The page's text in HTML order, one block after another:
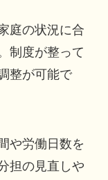
庭の状況に合
制度が整って
整が可能で
や労働日数を
担の見直しや